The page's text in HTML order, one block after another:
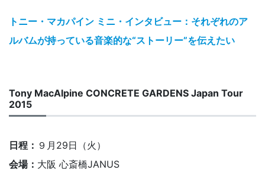
トニー・マカパイン ミニ・インタビュー：それぞれのア
ルバムが持っている音楽的な“ストーリー”を伝えたい
Tony MacAlpine CONCRETE GARDENS Japan Tour
2015
日程： ９月29日（火）
会場： 大阪 心斎橋JANUS